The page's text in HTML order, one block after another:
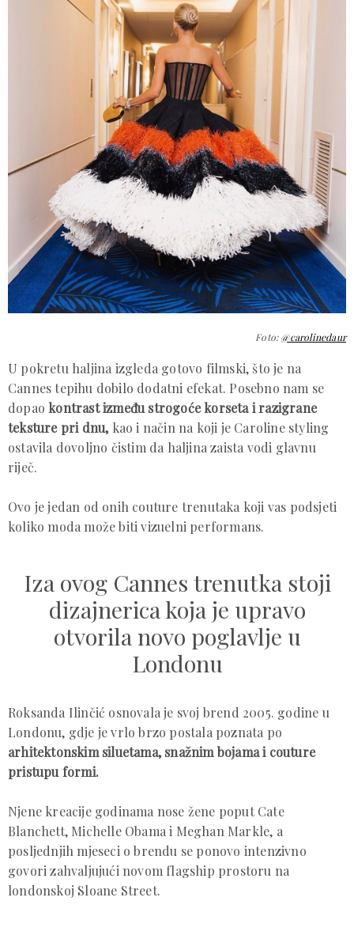
Foto:@carolinedaur
U pokretu haljina izgleda gotovo filmski, što je na
Cannes tepihu dobilo dodatni efekat. Posebno nam se
dopao kontrast između strogoće korseta i razigrane
teksture pri dnu, kao i način na koji je Caroline styling
ostavila dovoljno čistim da haljina zaista vodi glavnu
riječ.
Ovo je jedan od onih couture trenutaka koji vas podsjeti
koliko moda može biti vizuelni performans.
Iza ovog Cannes trenutka stoji
dizajnerica koja je upravo
otvorila novo poglavlje u
Londonu
Roksanda Ilinčić osnovala je svoj brend 2005. godine u
Londonu, gdje je vrlo brzo postala poznata po
arhitektonskim siluetama, snažnim bojama i couture
pristupu formi.
Njene kreacije godinama nose žene poput Cate
Blanchett, Michelle Obama i Meghan Markle, a
posljednjih mjeseci o brendu se ponovo intenzivno
govori zahvaljujući novom flagship prostoru na
londonskoj Sloane Street.